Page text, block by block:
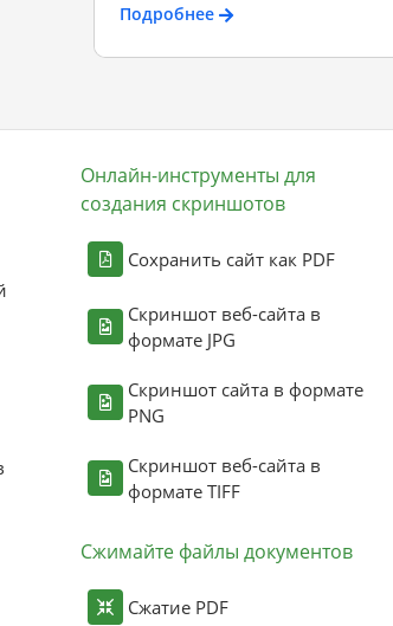
Подробнее
Онлайн-инструменты для
создания скриншотов
Сохранить сайт как PDF
Скриншот веб-сайта в
формате JPG
Скриншот сайта в формате
PNG
Скриншот веб-сайта в
формате TIFF
Сжимайте файлы документов
Сжатие PDF